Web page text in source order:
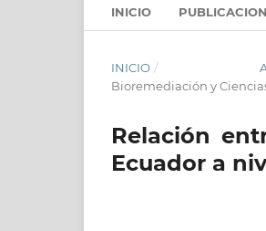
INICIO
INICIO /
Bioremediación y
Relación
Ecuador a